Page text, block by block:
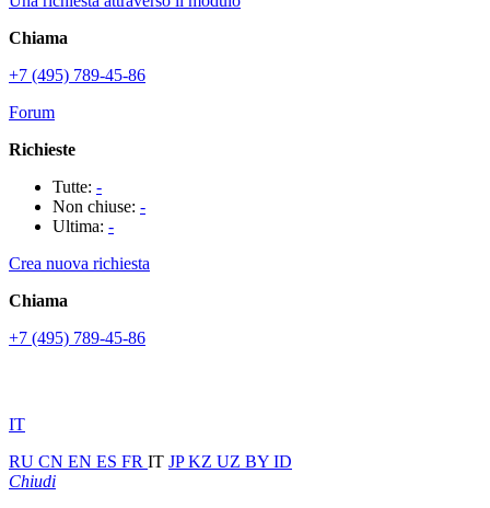
Chiama
+7 (495) 789-45-86
Forum
Richieste
Tutte: -
Non chiuse: -
Ultima: -
Crea nuova richiesta
Chiama
+7 (495) 789-45-86
IT
RU CN EN ES FR IT JPKZ UZ BY ID
Chiudi